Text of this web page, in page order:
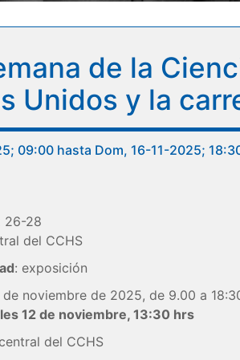
de la
Unidos y la
09:00 hasta Dom, 16-11-2025;
26-28
del CCHS
: exposición
de noviembre de 2025, de 9.00 a
12 de noviembre, 13:30 hrs
del CCHS